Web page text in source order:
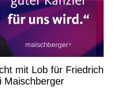
mit Lob für Friedrich
Maischberger